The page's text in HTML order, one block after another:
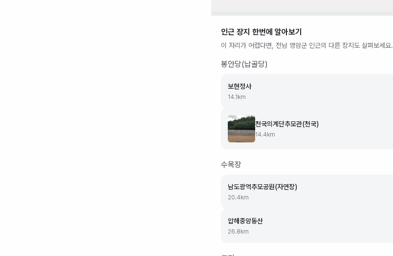
인근 장지 한번에 알아보기
이 자리가 어렵다면, 전남 영암군 인근의 다른 장지도 살펴보세요.
봉안당(납골당)
보현정사
14.1 km
천국의계단추모관(천국)
14.4 km
수목장
남도광역추모공원(자연장)
20.4 km
압해중앙동산
26.8 km